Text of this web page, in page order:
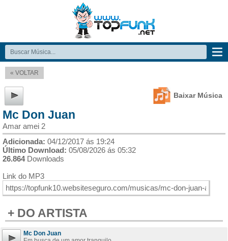
« VOLTAR
Baixar Música
Mc Don Juan
Amar amei 2
Adicionada: 04/12/2017 ás 19:24
Último Download: 05/08/2026 ás 05:32
26.864Downloads
Link do MP3
+ DO ARTISTA
Mc Don Juan